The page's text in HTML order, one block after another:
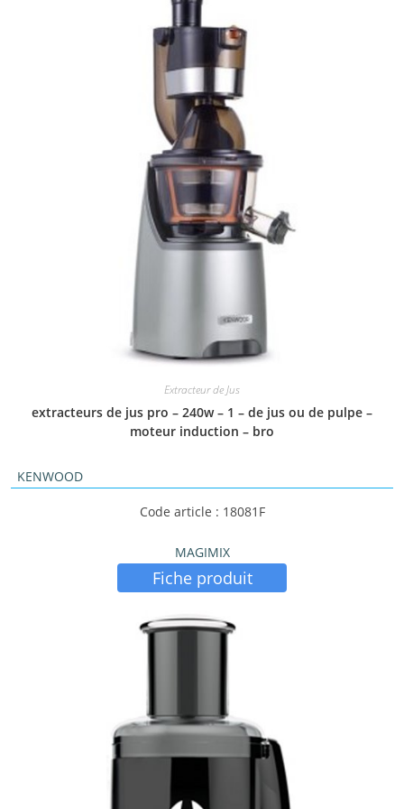
Extracteur de Jus
extracteurs de jus pro – 240w – 1 – de jus ou de pulpe –
moteur induction – bro
KENWOOD
Code article : 18081F
MAGIMIX
Fiche produit